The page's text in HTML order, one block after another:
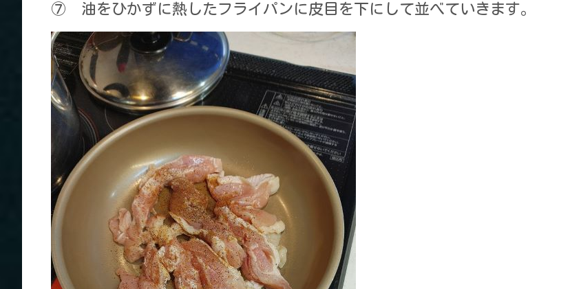
⑦ 油をひかずに熱したフライパンに皮目を下にして並べていきます。